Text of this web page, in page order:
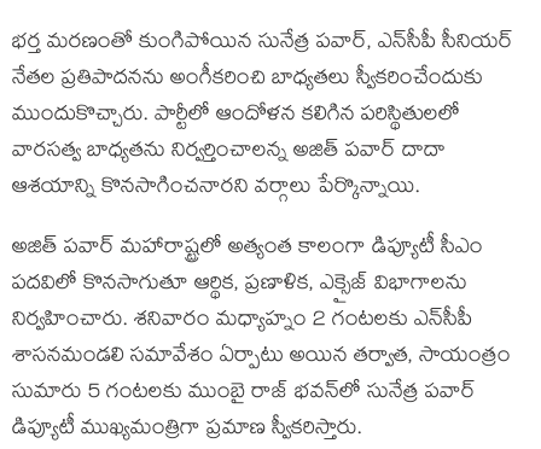
భర్త మరణంతో కుంగిపోయిన సునేత్ర పవార్, ఎన్‌సీపీ సీనియర్
నేతల ప్రతిపాదనను అంగీకరించి బాధ్యతలు స్వీకరించేందుకు
ముందుకొచ్చారు. పార్టీలో ఆందోళన కలిగిన పరిస్థితులలో
వారసత్వ బాధ్యతను నిర్వర్తించాలన్న అజిత్ పవార్ దాదా
ఆశయాన్ని కొనసాగించనారని వర్గాలు పేర్కొన్నాయి.
అజిత్ పవార్ మహారాష్ట్రలో అత్యంత కాలంగా డిప్యూటీ సీఎం
పదవిలో కొనసాగుతూ ఆర్థిక, ప్రణాళిక, ఎక్సైజ్ విభాగాలను
నిర్వహించారు. శనివారం మధ్యాహ్నం 2 గంటలకు ఎన్‌సీపీ
శాసనమండలి సమావేశం ఏర్పాటు అయిన తర్వాత, సాయంత్రం
సుమారు 5 గంటలకు ముంబై రాజ్ భవన్‌లో సునేత్ర పవార్
డిప్యూటీ ముఖ్యమంత్రి‌గా ప్రమాణ స్వీకరిస్తారు.